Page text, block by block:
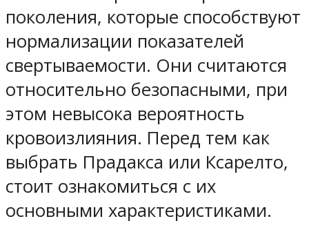
поколения, которые способствуют
нормализации показателей
свертываемости. Они считаются
относительно безопасными, при
этом невысока вероятность
кровоизлияния. Перед тем как
выбрать Прадакса или Ксарелто,
стоит ознакомиться с их
основными характеристиками.